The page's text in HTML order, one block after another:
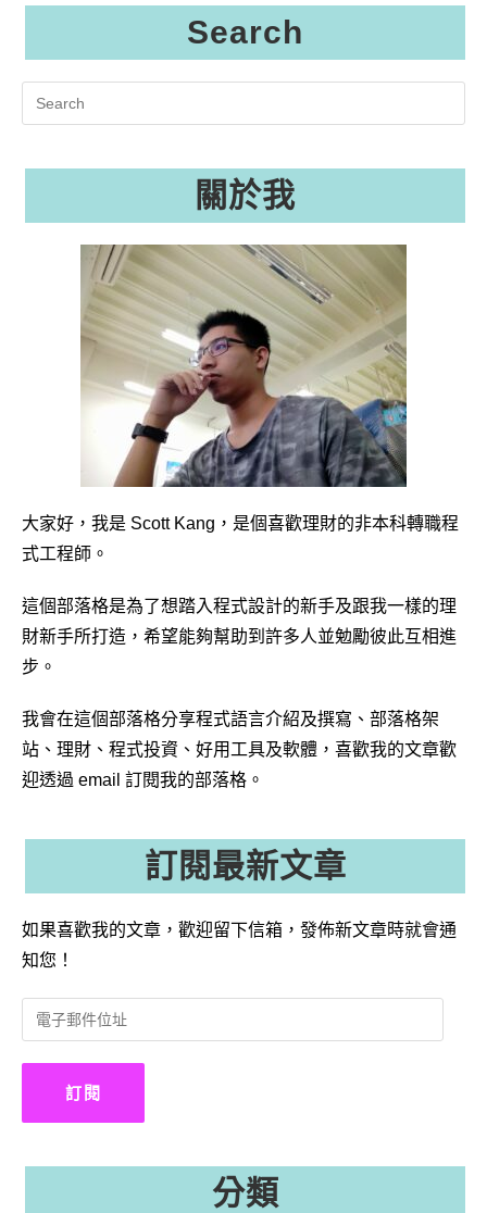
基
Search
this
關於我
大家好，我是 Scott Kang，是個喜歡理財的非本科轉職程
式工程師。
這個部落格是為了想踏入程式設計的新手及跟我一樣的理
財新手所打造，希望能夠幫助到許多人並勉勵彼此互相進
步。
我會在這個部落格分享程式語言介紹及撰寫、部落格架
站、理財、程式投資、好用工具及軟體，喜歡我的文章歡
迎透過 email 訂閱我的部落格。
訂閱最新文章
如果喜歡我的文章，歡迎留下信箱，發佈新文章時就會通
知您！
子
郵
位
訂閱
分類